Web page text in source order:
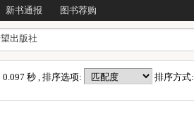
新书通报 图书荐购
秒 , 排序选项: 排序方式: